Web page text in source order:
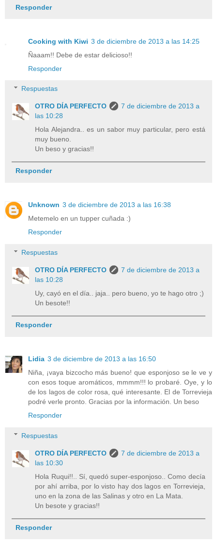
Responder
Cooking with Kiwi 3 de diciembre de 2013 a las 14:25
Ñaaam!! Debe de estar delicioso!!
Responder
Respuestas
OTRO DÍA PERFECTO
7 de diciembre de 2013 a
las 10:28
Hola Alejandra.. es un sabor muy particular, pero está
muy bueno.
Un beso y gracias!!
Responder
Unknown 3 de diciembre de 2013 a las 16:38
Metemelo en un tupper cuñada :)
Responder
Respuestas
OTRO DÍA PERFECTO
7 de diciembre de 2013 a
las 10:28
Uy, cayó en el día.. jaja.. pero bueno, yo te hago otro ;)
Un besote!!
Responder
Lidia 3 de diciembre de 2013 a las 16:50
Niña, ¡vaya bizcocho más bueno! que esponjoso se le ve y
con esos toque aromáticos, mmmm!!! lo probaré. Oye, y lo
de los lagos de color rosa, qué interesante. El de Torrevieja
podré verle pronto. Gracias por la información. Un beso
Responder
Respuestas
OTRO DÍA PERFECTO
7 de diciembre de 2013 a
las 10:30
Hola Ruqui!!.. Sí, quedó super-esponjoso.. Como decía
por ahí arriba, por lo visto hay dos lagos en Torrevieja,
uno en la zona de las Salinas y otro en La Mata.
Un besote y gracias!!
Responder